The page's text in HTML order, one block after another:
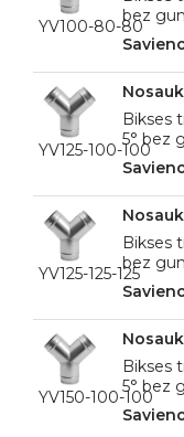
YV100-80-80
bez
YV125-100-100
Bikses
5° bez
YV125-125-125
Bikses
bez
YV150-100-100
Bikses
5° bez